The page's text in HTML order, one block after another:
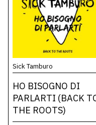
Sick Tamburo
HO BISOGNO DI
PARLARTI (BACK
THE ROOTS)